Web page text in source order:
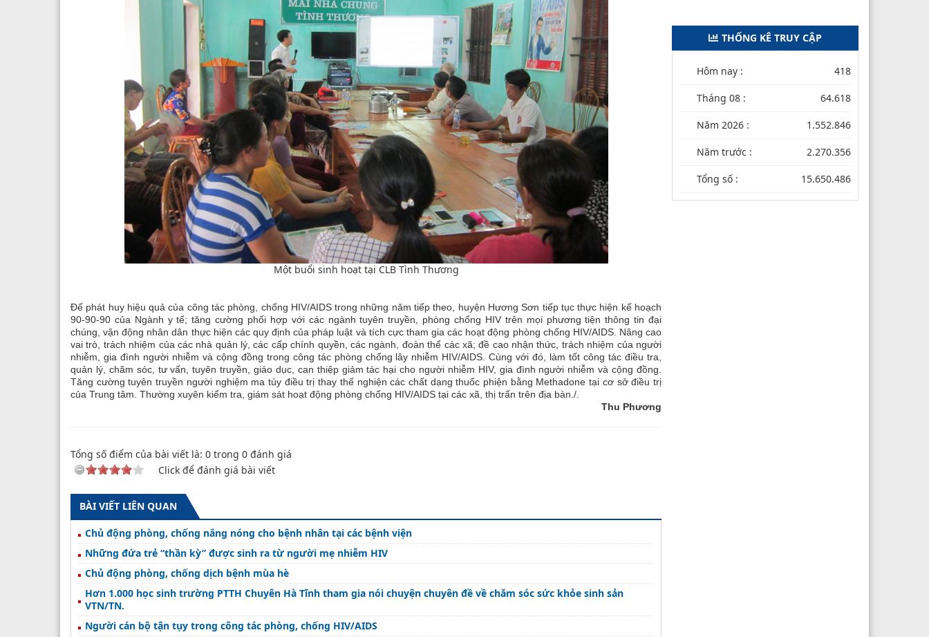
Một buổi sinh hoạt tại CLB Tình Thương
Để phát huy hiệu quả của công tác phòng, chống HIV/AIDS trong những năm tiếp theo, huyện Hương Sơn tiếp tục thực hiện kế hoạch
90-90-90 của Ngành y tế; tăng cường phối hợp với các ngành tuyên truyền, phòng chống HIV trên mọi phương tiện thông tin đại
chúng, vận động nhân dân thực hiện các quy định của pháp luật và tích cực tham gia các hoạt động phòng chống HIV/AIDS. Nâng cao
vai trò, trách nhiệm của các nhà quản lý, các cấp chính quyền, các ngành, đoàn thể các xã; đề cao nhận thức, trách nhiệm của người
nhiễm, gia đình người nhiễm và cộng đồng trong công tác phòng chống lây nhiễm HIV/AIDS. Cùng với đó, làm tốt công tác điều tra,
quản lý, chăm sóc, tư vấn, tuyên truyền, giáo dục, can thiệp giảm tác hại cho người nhiễm HIV, gia đình người nhiễm và cộng đồng.
Tăng cường tuyên truyền người nghiệm ma túy điều trị thay thế nghiện các chất dạng thuốc phiện bằng Methadone tại cơ sở điều trị
của Trung tâm. Thường xuyên kiểm tra, giám sát hoạt động phòng chống HIV/AIDS tại các xã, thị trấn trên địa bàn./.
Thu Phương
Tổng số điểm của bài viết là: 0 trong 0 đánh giá
Click để đánh giá bài viết
BÀI VIẾT LIÊN QUAN
Chủ động phòng, chống nắng nóng cho bệnh nhân tại các bệnh viện
Những đứa trẻ “thần kỳ” được sinh ra từ người mẹ nhiễm HIV
Chủ động phòng, chống dịch bệnh mùa hè
Hơn 1.000 học sinh trường PTTH Chuyên Hà Tĩnh tham gia nói chuyện chuyên đề về chăm sóc sức khỏe sinh sản
VTN/TN.
Người cán bộ tận tụy trong công tác phòng, chống HIV/AIDS
THỐNG KÊ TRUY CẬP
Hôm nay : 418
Tháng 08 : 64.618
Năm 2026 : 1.552.846
Năm trước : 2.270.356
Tổng số : 15.650.486